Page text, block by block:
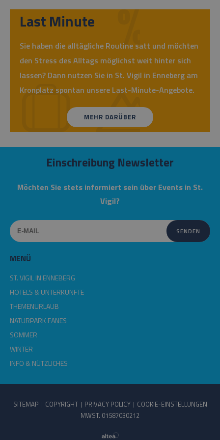
Last Minute
Sie haben die alltägliche Routine satt und möchten
den Stress des Alltags möglichst weit hinter sich
lassen? Dann nutzen Sie in St. Vigil in Enneberg am
Kronplatz spontan unsere Last-Minute-Angebote.
MEHR DARÜBER
Einschreibung Newsletter
Möchten Sie stets informiert sein über Events in St.
Vigil?
MENÜ
ST. VIGIL IN ENNEBERG
HOTELS & UNTERKÜNFTE
THEMENURLAUB
NATURPARK FANES
SOMMER
WINTER
INFO & NÜTZLICHES
SITEMAP COPYRIGHT PRIVACY POLICY
COOKIE-EINSTELLUNGEN
MWST. 01587030212